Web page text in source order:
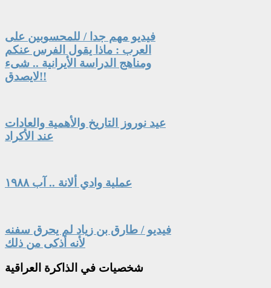
فيديو مهم جدا / للمحسوبين على
العرب : ماذا يقول الفرس عنكم
ومناهج الدراسة الأيرانية .. شىء
لايصدق!!
عيد نوروز التاريخ والأهمية والعادات
عند الأكراد
عملية وادي ألانة .. آب ١٩٨٨
فيديو / طارق بن زياد لم يحرق سفنه
لأنه أذكى من ذلك
شخصيات في الذاكرة العراقية